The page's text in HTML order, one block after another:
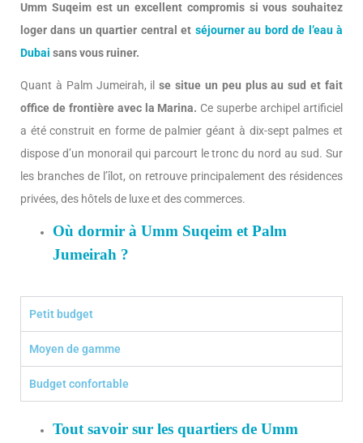
Umm Suqeim est un excellent compromis si vous souhaitez
loger dans un quartier central et séjourner au bord de l’eau à
Dubai sans vous ruiner.
Quant à Palm Jumeirah, ilse situe un peu plus au sud et fait
office de frontière avec la Marina. Ce superbe archipel artificiel
a été construit en forme de palmier géant à dix-sept palmes et
dispose d’un monorail qui parcourt le tronc du nord au sud. Sur
les branches de l’îlot, on retrouve principalement des résidences
privées, des hôtels de luxe et des commerces.
Où dormir à Umm Suqeim et Palm
Jumeirah ?
Petit budget
Moyen de gamme
Budget confortable
Tout savoir sur les quartiers de Umm